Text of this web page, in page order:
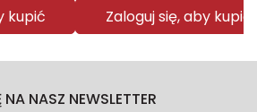
kupić Zaloguj się, aby kupić
NA NASZ NEWSLETTER